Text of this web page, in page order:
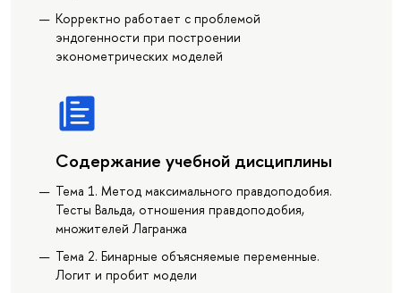
Корректно работает с проблемой
эндогенности при построении
эконометрических моделей
Содержание учебной дисциплины
Тема 1. Метод максимального правдоподобия.
Тесты Вальда, отношения правдоподобия,
множителей Лагранжа
Тема 2. Бинарные объясняемые переменные.
Логит и пробит модели